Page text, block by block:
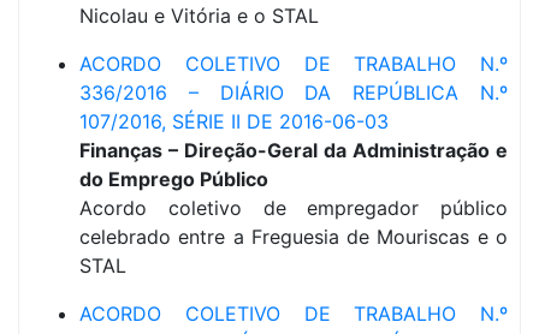
Nicolau e Vitória e o STAL
ACORDO COLETIVO DE TRABALHO N.º
336/2016 – DIÁRIO DA REPÚBLICA N.º
107/2016, SÉRIE II DE 2016-06-03
Finanças – Direção-Geral da Administração e
do Emprego Público
Acordo coletivo de empregador público
celebrado entre a Freguesia de Mouriscas e o
STAL
ACORDO COLETIVO DE TRABALHO N.º